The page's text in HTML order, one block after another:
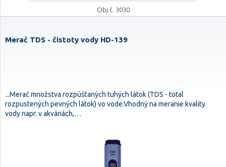
Obj.č. 3030
Merač TDS - čistoty vody HD-139
...Merač množstva rozpúšťaných tuhých látok (TDS - total
rozpustených pevných látok) vo vode.Vhodný na meranie kvality
vody napr. v akváriách,…